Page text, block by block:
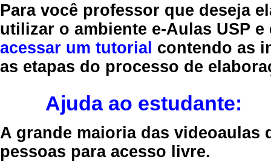
Para você professor que deseja
utilizar o ambiente e-Aulas USP
acessar um tutorial contendo as
as etapas do processo de
Ajuda ao estudante:
A grande maioria das videoaulas
pessoas para acesso livre.